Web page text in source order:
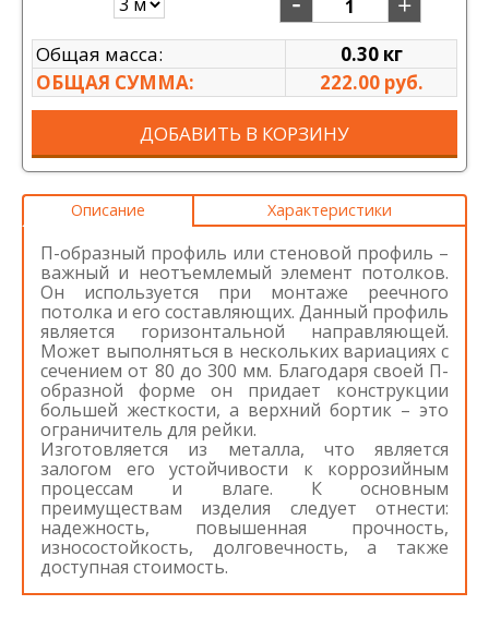
Общая масса:
0.30 кг
ОБЩАЯ СУММА:
222.00 руб.
ДОБАВИТЬ В КОРЗИНУ
Описание Характеристики
П-образный профиль или стеновой профиль –
важный и неотъемлемый элемент потолков.
Он используется при монтаже реечного
потолка и его составляющих. Данный профиль
является горизонтальной направляющей.
Может выполняться в нескольких вариациях с
сечением от 80 до 300 мм. Благодаря своей П-
образной форме он придает конструкции
большей жесткости, а верхний бортик – это
ограничитель для рейки.
Изготовляется из металла, что является
залогом его устойчивости к коррозийным
процессам и влаге. К основным
преимуществам изделия следует отнести:
надежность, повышенная прочность,
износостойкость, долговечность, а также
доступная стоимость.